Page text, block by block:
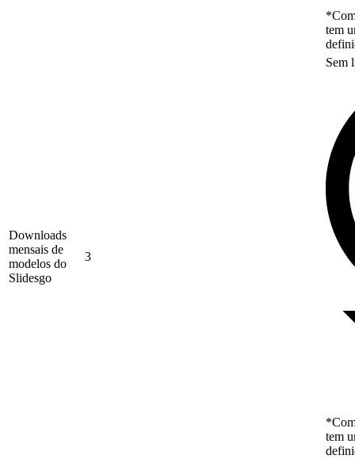
tem
Downloads
mensais de
modelos do
Slidesgo
3
Sem
tem